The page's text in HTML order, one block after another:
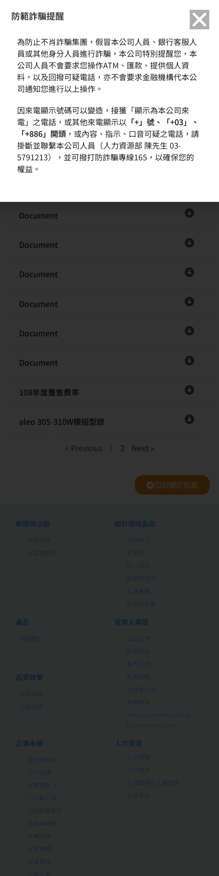
所有文件下載
主題 下載
Document
Document
Document
Document
Document
Document
Document
108年度躉售費率
aleo 305-310W模組型錄
« Previous 1 2 Next »
回到關於旭鑫
新聞與活動
新聞訊息
法說會訊息
關於環球晶圓
公司簡介
大事紀
核心理念
願景與使命
企業集團
獎項與榮譽
產品
聯絡窗口
品質政策
品質保證
品質認證
投資人專區
公司治理
財務資訊
重大公告
股東服務
法說會訊息
常見問答
Announcements relating
Exchangeable Unit
企業永續
經營者的話
公司治理
利害關係人
ESG電子報
ESG焦點案例
創新與服務
永續環境
友善職場
社會關懷
活動花絮
人力資源
人才招募
工作環境
包容職場與人權政策
交通資訊
防範詐騙提醒
為防止不肖詐騙集團，假冒本公司人員、銀行客服人
員或其他身分人員進行詐騙，本公司特別提醒您，本
公司人員不會要求您操作ATM、匯款、提供個人資
料，以及回撥可疑電話，亦不會要求金融機構代本公
司通知您進行以上操作。
因來電顯示號碼可以變造，接獲「顯示為本公司來
電」之電話，或其他來電顯示以 「+」號、「+03」、
「+886」開頭 ，或內容、指示、口音可疑之電話，請
掛斷並聯繫本公司人員（人力資源部 陳先生 03-
5791213），並可撥打防詐騙專線165，以確保您的
權益。